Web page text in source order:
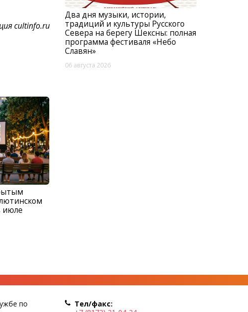
cultinfo.ru
июле
Два дня музыки, истории,
традиций и культуры Русского
Севера на берегу Шексны: полная
программа фестиваля «Небо
Славян»
06 августа 2026
по
Тел/факс: